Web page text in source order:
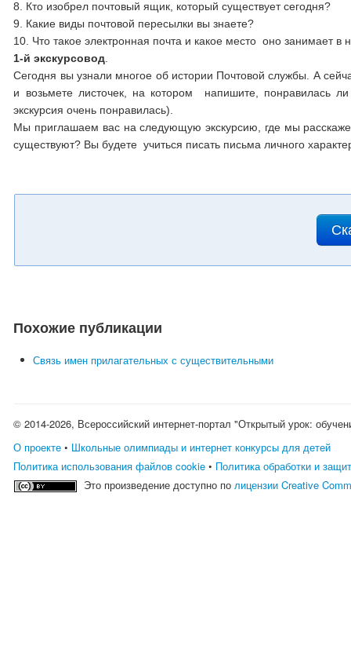
8. Кто изобрел почтовый ящик, который существует сегодня?
9. Какие виды почтовой пересылки вы знаете?
10. Что такое электронная почта и какое место оно
1-й экскурсовод
Сегодня вы узнали многое об истории Почтовой службы. А
и возьмете листочек, на котором напишите, понравилась
экскурсия очень понравилась).
Мы приглашаем вас на следующую экскурсию, где мы
существуют? Вы будете учиться писать письма личного
Похожие публикации
Связь имен прилагательных с существительными
© 2014-2026, Всероссийский интернет-портал "Открытый урок:
О проекте • Школьные олимпиады и интернет конкурсы для детей
Политика использования файлов cookie • Политика обработки и
Это произведение доступно полицензии Creative